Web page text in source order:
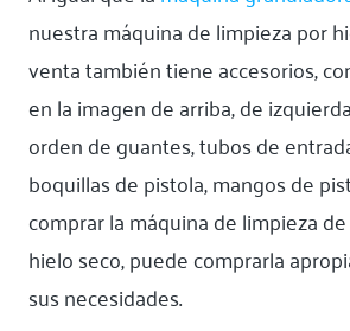
nuestra máquina de limpieza por
venta también tiene accesorios,
en la imagen de arriba, de
orden de guantes, tubos de
boquillas de pistola, mangos de
comprar la máquina de limpieza
hielo seco, puede comprarla
sus necesidades.